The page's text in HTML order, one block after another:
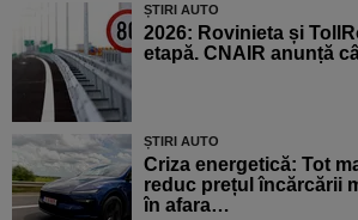
ȘTIRI AUTO
2026: Rovinieta și
etapă. CNAIR anunță
ȘTIRI AUTO
Criza energetică: Tot
reduc prețul încărcării
în afara…